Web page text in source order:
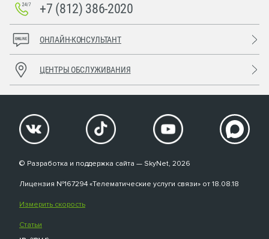
+7 (812) 386-2020
ОНЛАЙН-КОНСУЛЬТАНТ
ЦЕНТРЫ ОБСЛУЖИВАНИЯ
© Разработка и поддержка сайта — SkyNet, 2026
Лицензия №167294 «Телематические услуги связи» от 18.08.18
Измерить скорость
Статьи